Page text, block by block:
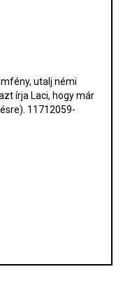
utalj némi
írja Laci, hogy már
11712059-